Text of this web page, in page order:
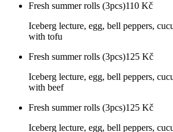
Fresh summer rolls (3pcs)110 Kč
Iceberg lecture, egg, bell peppers,
with tofu
Fresh summer rolls (3pcs)125 Kč
Iceberg lecture, egg, bell peppers,
with beef
Fresh summer rolls (3pcs)125 Kč
Iceberg lecture, egg, bell peppers,